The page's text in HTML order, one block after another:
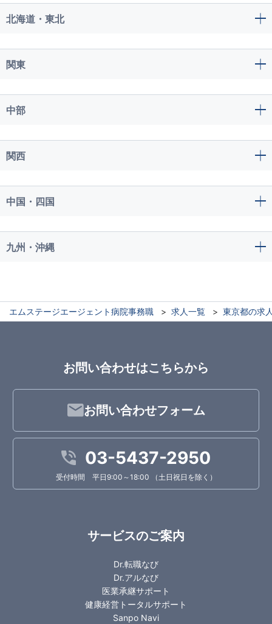
北海道・東北
関東
中部
関西
中国・四国
九州・沖縄
エムステージエージェント病院事務職 求人一覧 東京都の求
お問い合わせはこちらから
お問い合わせフォーム
03-5437-2950
受付時間 平日9:00～18:00 （土日祝日を除く）
サービスのご案内
Dr.転職なび
Dr.アルなび
医業承継サポート
健康経営トータルサポート
Sanpo Navi